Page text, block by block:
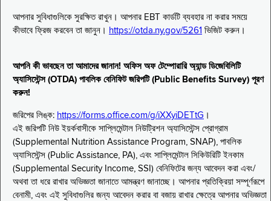
আপনার সুবিধাগুলিকে সুরক্ষিত রাখুন। আপনার EBT কার্ডটি ব্যবহার না করার সময়ে
কীভাবে ফ্রিজ করবেন তা জানুন। https://otda.ny.gov/5261 ভিজিট করুন।
আপনি কী ভাবছেন তা আমাদের জানান! অফিস অফ টেম্পোরারি অ্যান্ড ডিজেবিলিটি
অ্যাসিস্টেন্স (OTDA) পাবলিক বেনিফিট জরিপটি (Public Benefits Survey) পূরণ
করুন!
জরিপের লিঙ্ক: https://forms.office.com/g/iXXyiDETtG ।
এই জরিপটি নিউ ইয়র্কবাসীকে সাপ্লিমেন্টাল নিউট্রিশন অ্যাসিস্টেন্স প্রোগ্রাম
(Supplemental Nutrition Assistance Program, SNAP), পাবলিক
অ্যাসিস্টেন্স (Public Assistance, PA), এবং সাপ্লিমেন্টাল সিকিউরিটি ইনকাম
(Supplemental Security Income, SSI) বেনিফিটের জন্য আবেদন করা এবং/
অথবা তা ধরে রাখার অভিজ্ঞতা জানাতে আমন্ত্রণ জানাচ্ছে। আপনার প্রতিক্রিয়া সম্পূর্ণরূপে
বেনামী, এবং এই সুবিধাগুলির জন্য আবেদন করার বা বজায় রাখার ক্ষেত্রে আপনার অভিজ্ঞতা